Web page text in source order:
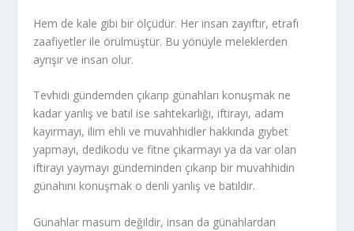
Hem de kale gibi bir ölçüdür. Her insan zayıftır, etrafı
zaafiyetler ile örülmüştür. Bu yönüyle meleklerden
ayrışır ve insan olur.
Tevhidi gündemden çıkarıp günahları konuşmak ne
kadar yanlış ve batıl ise sahtekarlığı, iftirayı, adam
kayırmayı, ilim ehli ve muvahhidler hakkında gıybet
yapmayı, dedikodu ve fitne çıkarmayı ya da var olan
iftirayı yaymayı gündeminden çıkarıp bir muvahhidin
günahını konuşmak o denli yanlış ve batıldır.
Günahlar masum değildir, insan da günahlardan